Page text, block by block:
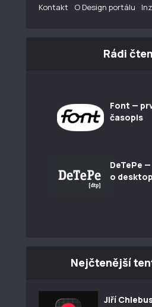
Kontakt O Design portálu
Rádi
Font —
časopis
DeTePe
o
Nejčtenější
Jiří